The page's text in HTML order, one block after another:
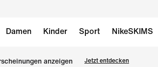
Damen Kinder Sport NikeSKIMS
anzeigen Jetzt entdecken